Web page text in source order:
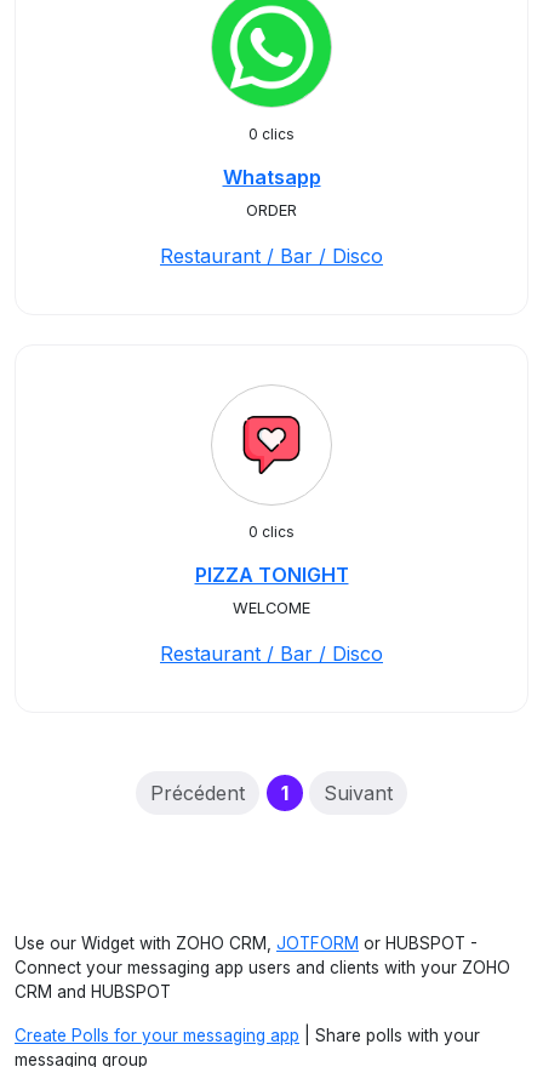
0 clics
Whatsapp
ORDER
Restaurant / Bar / Disco
0 clics
PIZZA TONIGHT
WELCOME
Restaurant / Bar / Disco
Précédent 1(current)
Suivant
Use our Widget with ZOHO CRM, JOTFORM or HUBSPOT -
Connect your messaging app users and clients with your ZOHO
CRM and HUBSPOT
Create Polls for your messaging app | Share polls with your
messaging group